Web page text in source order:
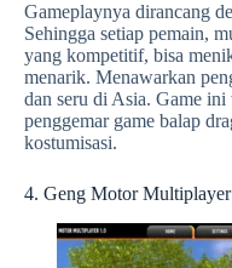
Gameplaynya dirancang
Sehingga setiap pemain,
yang kompetitif, bisa
menarik. Menawarkan
dan seru di Asia. Game
penggemar game balap
kostumisasi.
4. Geng Motor Multiplayer